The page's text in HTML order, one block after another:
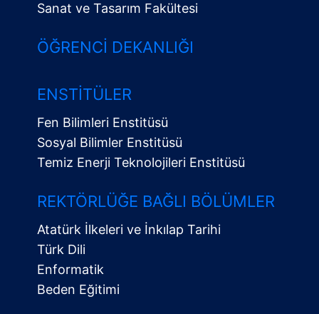
Menü
Sanat ve Tasarım Fakültesi
ÖĞRENCI DEKANLIĞI
ENSTITÜLER
Fen Bilimleri Enstitüsü
Sosyal Bilimler Enstitüsü
Temiz Enerji Teknolojileri Enstitüsü
REKTÖRLÜĞE BAĞLI BÖLÜMLER
Atatürk İlkeleri ve İnkılap Tarihi
Türk Dili
Enformatik
Beden Eğitimi